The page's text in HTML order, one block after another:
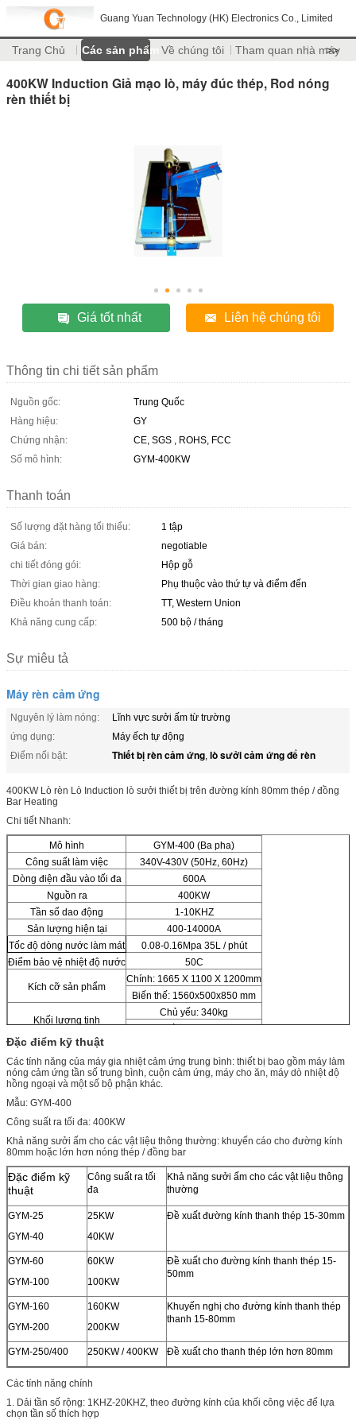
Guang Yuan Technology (HK) Electronics Co., Limited
Trang Chủ Các sản phẩm Về chúng tôi Tham quan nhà máy
>>
400KW Induction Giả mạo lò, máy đúc thép, Rod nóng
rèn thiết bị
Giá tốt nhất Liên hệ chúng tôi
Thông tin chi tiết sản phẩm
Nguồn gốc:
Trung Quốc
Hàng hiệu:
GY
Chứng nhận:
CE, SGS , ROHS, FCC
Số mô hình:
GYM-400KW
Thanh toán
Số lượng đặt hàng tối thiểu:
1 tập
Giá bán:
negotiable
chi tiết đóng gói:
Hộp gỗ
Thời gian giao hàng:
Phụ thuộc vào thứ tự và điểm đến
Điều khoản thanh toán:
TT, Western Union
Khả năng cung cấp:
500 bộ / tháng
Sự miêu tả
Máy rèn cảm ứng
Nguyên lý làm nóng:
Lĩnh vực sưởi ấm từ trường
ứng dụng:
Máy ếch tự động
Điểm nổi bật:
Thiết bị rèn cảm ứng, lò sưởi cảm ứng để rèn
400KW Lò rèn Lò Induction lò sưởi thiết bị trên đường kính 80mm thép / đồng
Bar Heating
Chi tiết Nhanh:
Mô hình
GYM-400 (Ba pha)
Công suất làm việc
340V-430V (50Hz, 60Hz)
Dòng điện đầu vào tối đa
600A
Nguồn ra
400KW
Tần số dao động
1-10KHZ
Sản lượng hiện tại
400-14000A
Tốc độ dòng nước làm mát
0.08-0.16Mpa 35L / phút
Điểm bảo vệ nhiệt độ nước
50C
Kích cỡ sản phẩm
Chính: 1665 X 1100 X 1200mm
Biến thế: 1560x500x850 mm
Khối lượng tịnh
Chủ yếu: 340kg
Biến áp: 190 kg
Đặc điểm kỹ thuật
Các tính năng của máy gia nhiệt cảm ứng trung bình: thiết bị bao gồm máy làm
nóng cảm ứng tần số trung bình, cuộn cảm ứng, máy cho ăn, máy dò nhiệt độ
hồng ngoại và một số bộ phận khác.
Mẫu: GYM-400
Công suất ra tối đa: 400KW
Khả năng sưởi ấm cho các vật liệu thông thường: khuyến cáo cho đường kính
80mm hoặc lớn hơn nóng thép / đồng bar
Đặc điểm kỹ
thuật
Công suất ra tối
đa
Khả năng sưởi ấm cho các vật liệu thông
thường
GYM-25
GYM-40
25KW
40KW
Đề xuất đường kính thanh thép 15-30mm
GYM-60
GYM-100
60KW
100KW
Đề xuất cho đường kính thanh thép 15-
50mm
GYM-160
GYM-200
160KW
200KW
Khuyến nghị cho đường kính thanh thép
thanh 15-80mm
GYM-250/400 250KW / 400KW Đề xuất cho thanh thép lớn hơn 80mm
Các tính năng chính
1. Dải tần số rộng: 1KHZ-20KHZ, theo đường kính của khối công việc để lựa
chọn tần số thích hợp